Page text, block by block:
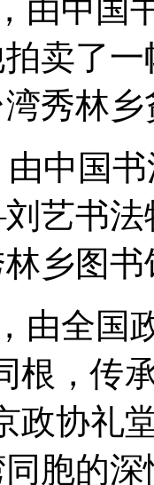
由中国
卖了
秀林
由中国
艺书法
乡图书
由全国
根，
政协礼
胞的